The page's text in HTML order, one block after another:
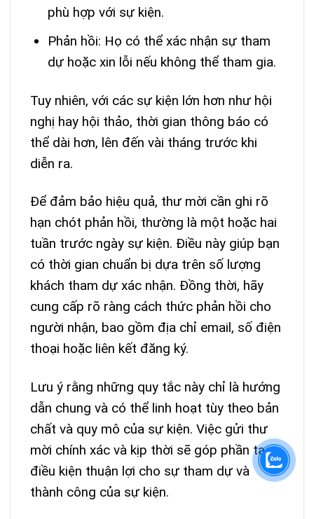
phù hợp với sự kiện.
Phản hồi: Họ có thể xác nhận sự tham
dự hoặc xin lỗi nếu không thể tham gia.
Tuy nhiên, với các sự kiện lớn hơn như hội
nghị hay hội thảo, thời gian thông báo có
thể dài hơn, lên đến vài tháng trước khi
diễn ra.
Để đảm bảo hiệu quả, thư mời cần ghi rõ
hạn chót phản hồi, thường là một hoặc hai
tuần trước ngày sự kiện. Điều này giúp bạn
có thời gian chuẩn bị dựa trên số lượng
khách tham dự xác nhận. Đồng thời, hãy
cung cấp rõ ràng cách thức phản hồi cho
người nhận, bao gồm địa chỉ email, số điện
thoại hoặc liên kết đăng ký.
Lưu ý rằng những quy tắc này chỉ là hướng
dẫn chung và có thể linh hoạt tùy theo bản
chất và quy mô của sự kiện. Việc gửi thư
mời chính xác và kịp thời sẽ góp phần tạo
điều kiện thuận lợi cho sự tham dự và
thành công của sự kiện.